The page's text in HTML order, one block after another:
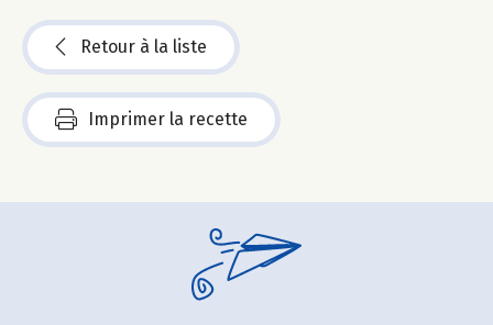
Retour à la liste
Imprimer la recette